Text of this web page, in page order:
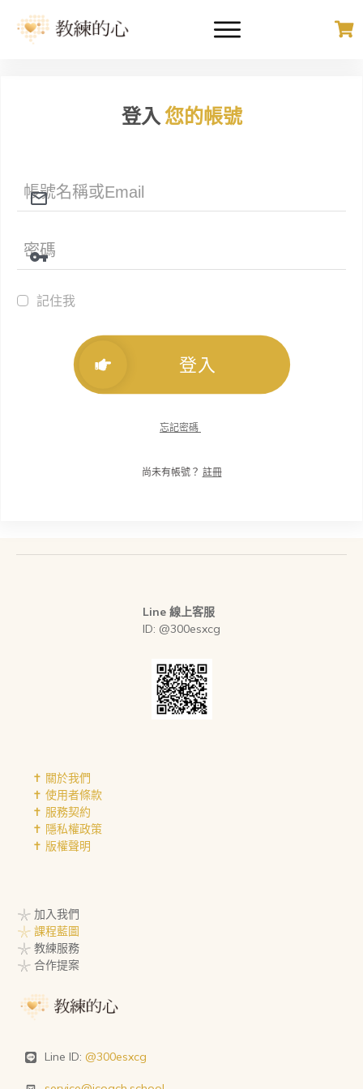
登入您的帳號
記住我
登入
忘記密碼
尚未有帳號？ 註冊
Line 線上客服
ID: @300esxcg
✝︎ 關於我們
✝︎ 使用者條款
✝︎ 服務契約
✝︎ 隱私權政策
✝︎ 版權聲明
𓇼 加入我們
𓇼 課程藍圖
𓇼 教練服務
𓇼 合作提案
Line ID: @300esxcg